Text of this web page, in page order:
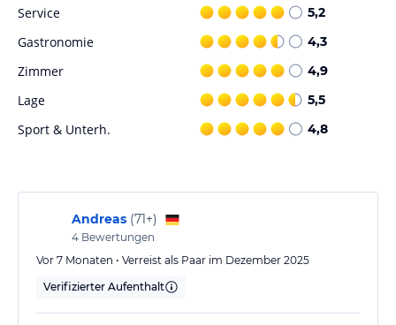
Hinweis:
Allgemeine und unverbindliche
ohne Gewähr und ohne Prüfung durch HolidayCheck. Bitte
lies vor der Buchung die verbindlichen Angebotsdetails
Service 5,2
Gastronomie 4,3
Zimmer 4,9
Lage 5,5
Sport & Unterh. 4,8
Andreas (71+)
4 Bewertungen
Vor 7 Monaten • Verreist als Paar im Dezember 2025
Verifizierter Aufenthalt